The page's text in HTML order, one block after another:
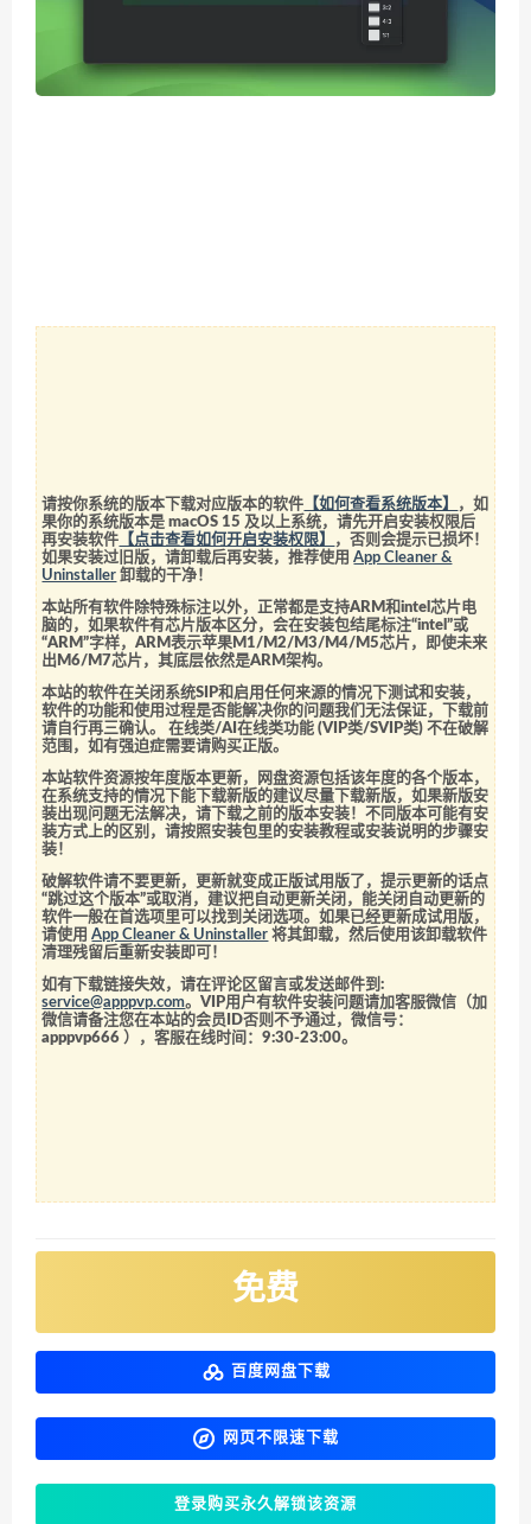
请按你系统的版本下载对应版本的软件 【如何查看系统版本】
，如
果你的系统版本是 macOS 15 及以上系统，请先开启安装权限后
再安装软件 【点击查看如何开启安装权限】
，否则会提示已损坏！
如果安装过旧版，请卸载后再安装，推荐使用App Cleaner &
Uninstaller 卸载的干净！
本站所有软件除特殊标注以外，正常都是支持ARM和intel芯片电
脑的，如果软件有芯片版本区分，会在安装包结尾标注“intel”或
“ARM”字样，ARM表示苹果M1/M2/M3/M4/M5芯片，即使未来
出M6/M7芯片，其底层依然是ARM架构。
本站的软件在关闭系统SIP和启用任何来源的情况下测试和安装，
软件的功能和使用过程是否能解决你的问题我们无法保证，下载前
请自行再三确认。 在线类/AI在线类功能 (VIP类/SVIP类) 不在破解
范围，如有强迫症需要请购买正版。
本站软件资源按年度版本更新，网盘资源包括该年度的各个版本，
在系统支持的情况下能下载新版的建议尽量下载新版，如果新版安
装出现问题无法解决，请下载之前的版本安装！不同版本可能有安
装方式上的区别，请按照安装包里的安装教程或安装说明的步骤安
装！
破解软件请不要更新，更新就变成正版试用版了，提示更新的话点
“跳过这个版本”或取消，建议把自动更新关闭，能关闭自动更新的
软件一般在首选项里可以找到关闭选项。如果已经更新成试用版，
请使用App Cleaner & Uninstaller 将其卸载，然后使用该卸载软件
清理残留后重新安装即可！
如有下载链接失效，请在评论区留言或发送邮件到:
service@apppvp.com。VIP用户有软件安装问题请加客服微信（加
微信请备注您在本站的会员ID否则不予通过，微信号：
apppvp666 ），客服在线时间：9:30-23:00。
免费
百度网盘下载
网页不限速下载
登录购买永久解锁该资源